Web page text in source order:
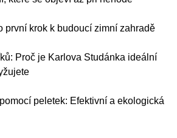
první krok k budoucí zimní zahradě
Proč je Karlova Studánka ideální
peletek: Efektivní a ekologická